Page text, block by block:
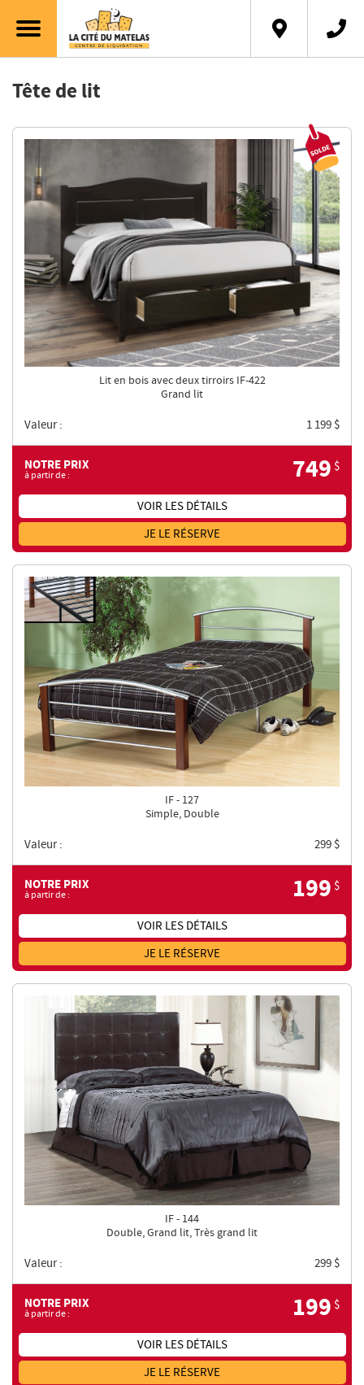
Tête de lit
Solde
Lit en bois avec deux tirroirs IF-422
Grand lit
Valeur : 1 199 $
NOTRE PRIX
à partir de : 749 $
VOIR LES DÉTAILS
JE LE RÉSERVE
IF - 127
Simple, Double
Valeur : 299 $
NOTRE PRIX
à partir de : 199 $
VOIR LES DÉTAILS
JE LE RÉSERVE
IF - 144
Double, Grand lit, Très grand lit
Valeur : 299 $
NOTRE PRIX
à partir de : 199 $
VOIR LES DÉTAILS
JE LE RÉSERVE